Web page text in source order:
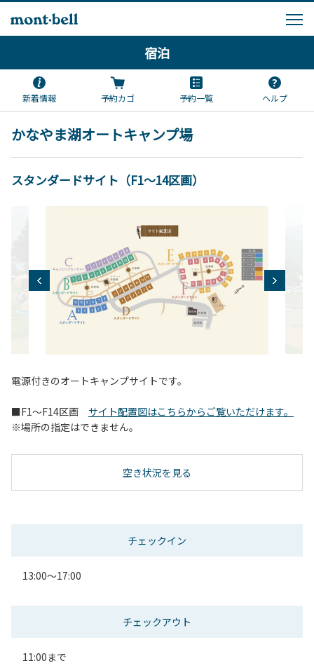
宿泊
新着情報 予約カゴ 予約一覧 ヘルプ
かなやま湖オートキャンプ場
スタンダードサイト（F1～14区画）
電源付きのオートキャンプサイトです。
■F1～F14区画 サイト配置図はこちらからご覧いただけます。
※場所の指定はできません。
空き状況を見る
チェックイン
13:00～17:00
チェックアウト
11:00まで